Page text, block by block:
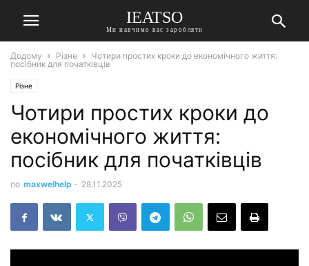
IEATSO
Ми навчимо вас заробляти
Додому Різне
Чотири простих кроки до економічного життя:
посібник для початківців
Різне
Чотири простих кроки до
економічного життя:
посібник для початківців
по maxwelhelp - 28.11.2025